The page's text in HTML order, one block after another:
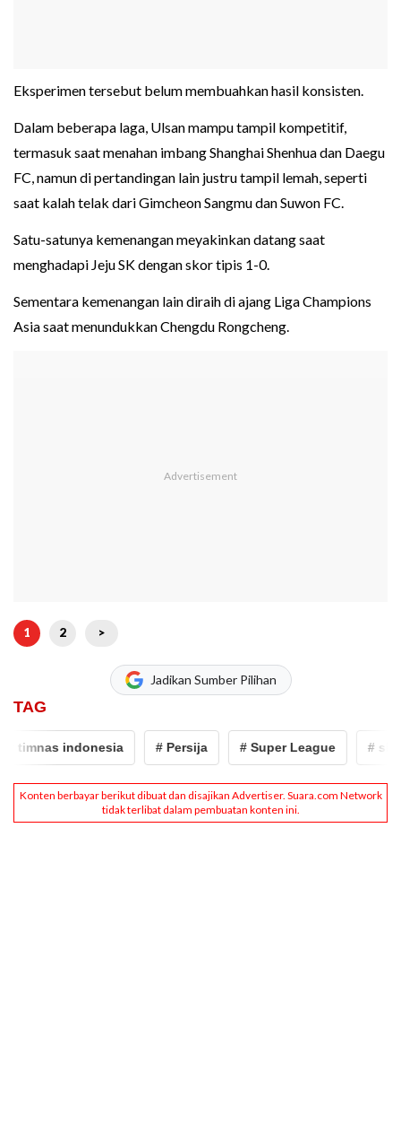
Eksperimen tersebut belum membuahkan hasil konsisten.
Dalam beberapa laga, Ulsan mampu tampil kompetitif,
termasuk saat menahan imbang Shanghai Shenhua dan Daegu
FC, namun di pertandingan lain justru tampil lemah, seperti
saat kalah telak dari Gimcheon Sangmu dan Suwon FC.
Satu-satunya kemenangan meyakinkan datang saat
menghadapi Jeju SK dengan skor tipis 1-0.
Sementara kemenangan lain diraih di ajang Liga Champions
Asia saat menundukkan Chengdu Rongcheng.
1 2 >
Jadikan Sumber Pilihan
TAG
indonesia # Persija # Super League # shin